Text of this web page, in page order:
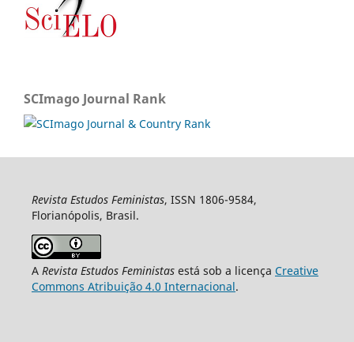
SCImago Journal Rank
Revista Estudos Feministas, ISSN 1806-9584,
Florianópolis, Brasil.
A Revista Estudos Feministasestá sob a licença Creative
Commons Atribuição 4.0 Internacional.